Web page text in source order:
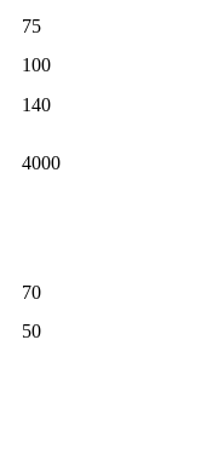
75
100
140
4000
70
50